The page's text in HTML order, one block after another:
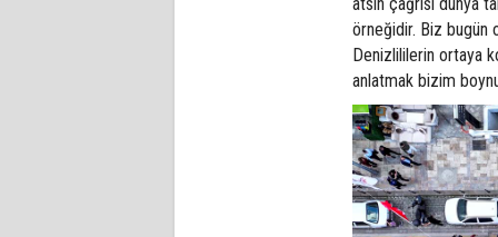
örneğidir. Biz bugün
Denizlililerin ortaya
anlatmak bizim